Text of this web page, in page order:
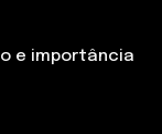
e importância